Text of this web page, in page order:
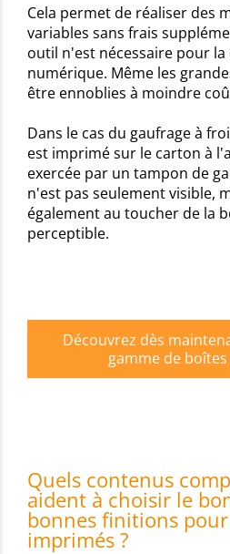
Cela permet de réaliser des
variables sans frais
outil n'est nécessaire pour
numérique. Même les
être ennoblies à moindre
Dans le cas du gaufrage à
est imprimé sur le carton à
exercée par un tampon de
n'est pas seulement visible,
également au toucher de la
perceptible.
Découvrez dès
gamme de
Quels contenus
aident à choisir le
bonnes finitions
imprimés ?